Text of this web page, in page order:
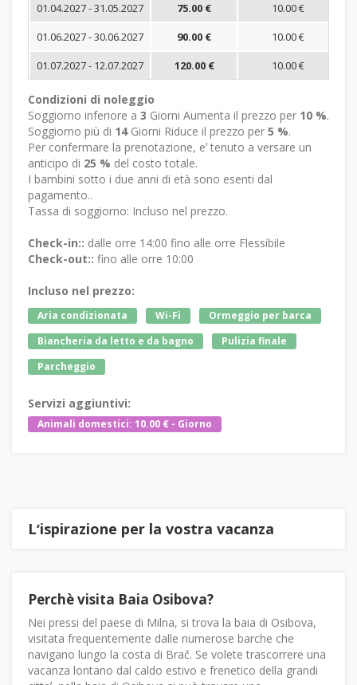
01.04.2027 - 31.05.2027
75.00 €
10.00 €
01.06.2027 - 30.06.2027
90.00 €
10.00 €
01.07.2027 - 12.07.2027
120.00 € 10.00 €
Condizioni di noleggio
Soggiorno inferiore a 3 Giorni Aumenta il prezzo per 10 %.
Soggiorno più di 14Giorni Riduce il prezzo per 5 %.
Per confermare la prenotazione, eʼ tenuto a versare un
anticipo di 25 % del costo totale.
I bambini sotto i due anni di età sono esenti dal
pagamento..
Tassa di soggiorno: Incluso nel prezzo.
Check-in:: dalle orre 14:00 fino alle orre Flessibile
Check-out:: fino alle orre 10:00
Incluso nel prezzo:
Aria condizionata Wi-Fi
Ormeggio per barca
Biancheria da letto e da bagno
Pulizia finale
Parcheggio
Servizi aggiuntivi:
Animali domestici: 10.00 € - Giorno
Lʼispirazione per la vostra vacanza
Perchè visita Baia Osibova?
Nei pressi del paese di Milna, si trova la baia di Osibova,
visitata frequentemente dalle numerose barche che
navigano lungo la costa di Brač. Se volete trascorrere una
vacanza lontano dal caldo estivo e frenetico della grandi